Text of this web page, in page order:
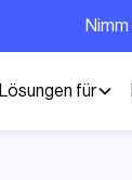
Lösungen für